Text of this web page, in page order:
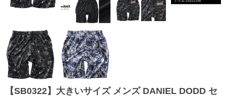
【SB0322】大きいサイズ メンズ DANIEL DODD セ